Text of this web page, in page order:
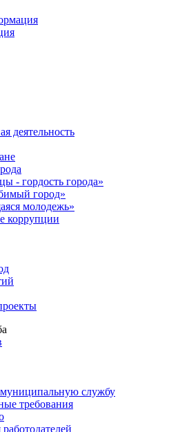
деятельность
- гордость города»
город»
молодежь»
коррупции
службу
требования